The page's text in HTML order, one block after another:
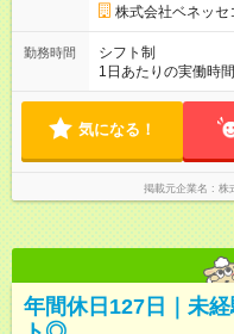
株式会社ベネッセ
勤務時間
シフト制
1日あたりの実働時
み） ■勤務時間 学校滞在：8:30※～17:30の間の連続した7時間
勤務時間が8:30～の
気になる！
掲載元企業名 株
年間休日127日｜未